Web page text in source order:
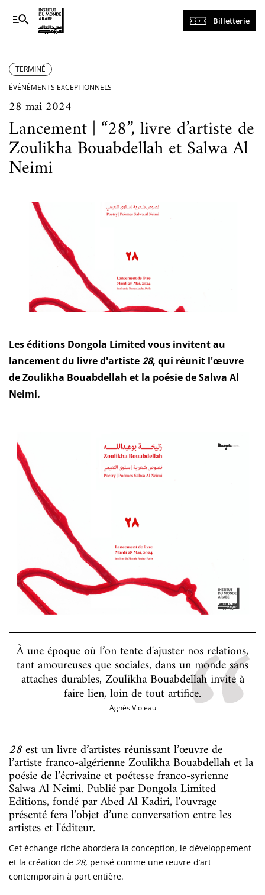
Navigation
principale
Billetterie
TERMINÉ
ÉVÉNÉMENTS EXCEPTIONNELS
28 mai 2024
Lancement | “28”, livre d’artiste de
Zoulikha Bouabdellah et Salwa Al
Neimi
Les éditions Dongola Limited vous invitent au
lancement du livre d'artiste28, qui réunit l'œuvre
de Zoulikha Bouabdellah et la poésie de Salwa Al
Neimi.
À une époque où l’on tente d'ajuster nos relations,
tant amoureuses que sociales, dans un monde sans
attaches durables, Zoulikha Bouabdellah invite à
faire lien, loin de tout artifice.
Agnès Violeau
28est un livre d’artistes réunissant l’œuvre de
l’artiste franco-algérienne Zoulikha Bouabdellah et la
poésie de l’écrivaine et poétesse franco-syrienne
Salwa Al Neimi. Publié par Dongola Limited
Editions, fondé par Abed Al Kadiri, l'ouvrage
présenté fera l’objet d’une conversation entre les
artistes et l'éditeur.
Cet échange riche abordera la conception, le développement
et la création de 28, pensé comme une œuvre d’art
contemporain à part entière.